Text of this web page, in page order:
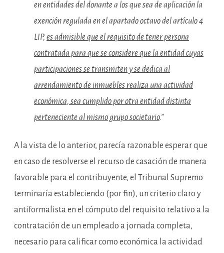
en entidades del donante a los que sea de aplicación la
exención regulada en el apartado octavo del artículo 4
LIP, es admisible que el requisito de tener persona
contratada para que se considere que la entidad cuyas
participaciones se transmiten y se dedica al
arrendamiento de inmuebles realiza una actividad
económica, sea cumplido por otra entidad distinta
perteneciente al mismo grupo societario.”
A la vista de lo anterior, parecía razonable esperar que
en caso de resolverse el recurso de casación de manera
favorable para el contribuyente, el Tribunal Supremo
terminaría estableciendo (por fin), un criterio claro y
antiformalista en el cómputo del requisito relativo a la
contratación de un empleado a jornada completa,
necesario para calificar como económica la actividad